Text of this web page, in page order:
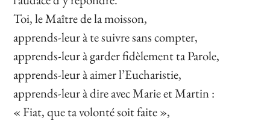
Toi, le Maître de la moisson,
apprends-leur à te suivre sans compter,
apprends-leur à garder fidèlement ta Parole,
apprends-leur à aimer l’Eucharistie,
apprends-leur à dire avec Marie et Martin :
« Fiat, que ta volonté soit faite »,